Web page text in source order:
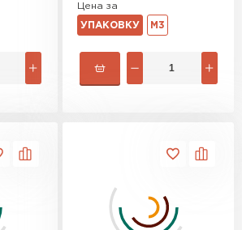
Цена за
УПАКОВКУ М3